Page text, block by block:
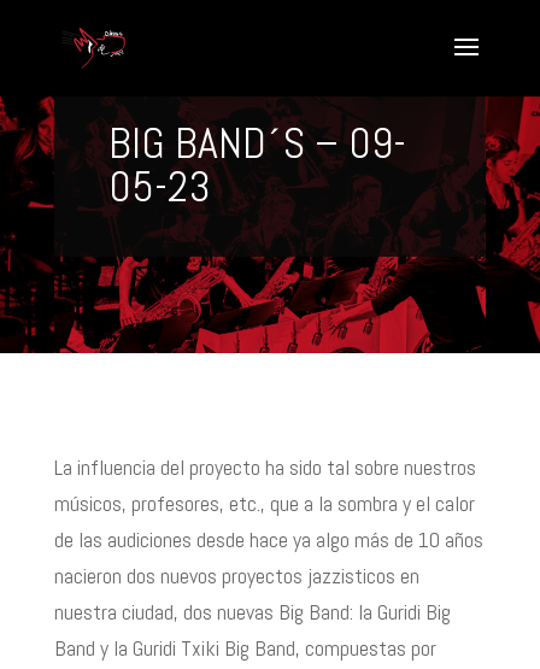
BIG BAND´S – 09-
05-23
La influencia del proyecto ha sido tal sobre nuestros
músicos, profesores, etc., que a la sombra y el calor
de las audiciones desde hace ya algo más de 10 años
nacieron dos nuevos proyectos jazzisticos en
nuestra ciudad, dos nuevas Big Band: la Guridi Big
Band y la Guridi Txiki Big Band, compuestas por